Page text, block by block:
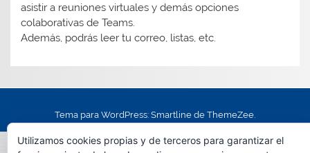
asistir a reuniones virtuales y demás opciones
colaborativas de Teams.
Además, podrás leer tu correo, listas, etc.
Tema para WordPress: Smartline de ThemeZee.
Utilizamos cookies propias y de terceros para garantizar el